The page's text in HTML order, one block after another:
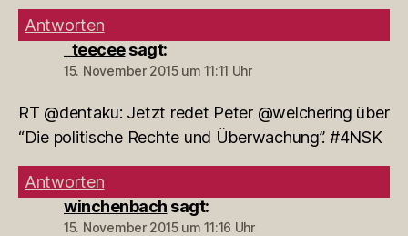
Antworten
_teecee sagt:
15. November 2015 um 11:11 Uhr
RT @dentaku: Jetzt redet Peter @welchering über
“Die politische Rechte und Überwachung”. #4NSK
Antworten
winchenbach sagt:
15. November 2015 um 11:16 Uhr